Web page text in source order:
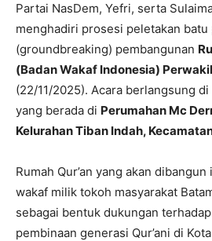
Partai NasDem, Yefri, serta
menghadiri prosesi peletakan batu
(groundbreaking) pembangunan
(Badan Wakaf Indonesia)
(22/11/2025). Acara berlangsung
yang berada di Perumahan Mc
Kelurahan Tiban Indah,
Rumah Qur’an yang akan
wakaf milik tokoh masyarakat
sebagai bentuk dukungan
pembinaan generasi Qur’ani di